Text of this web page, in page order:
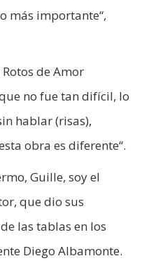
más importante“,
de Amor
no fue tan difícil, lo
hablar (risas),
obra es diferente“.
Guille, soy el
que dio sus
las tablas en los
Diego Albamonte.